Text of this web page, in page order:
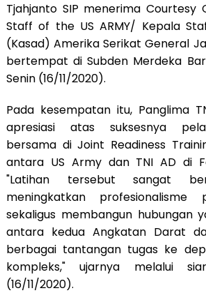
Tjahjanto SIP menerima Courtesy
Staff of the US ARMY/ Kepala
(Kasad) Amerika Serikat General
bertempat di Subden Merdeka
Senin (16/11/2020).
Pada kesempatan itu, Panglima
apresiasi atas suksesnya
bersama di Joint Readiness
antara US Army dan TNI AD di
"Latihan tersebut sangat
meningkatkan
sekaligus membangun hubungan
antara kedua Angkatan Darat
berbagai tantangan tugas ke
kompleks," ujarnya melalui
(16/11/2020).